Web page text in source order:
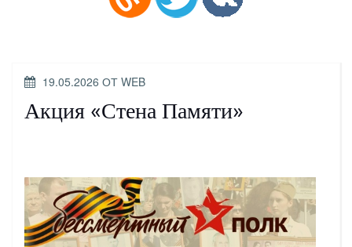
ОПУБЛИКОВАНО
19.05.2026 ОТ WEB
Акция «Стена Памяти»